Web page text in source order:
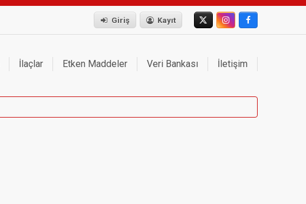
Giriş Kayıt
İlaçlar Etken Maddeler Veri Bankası İletişim